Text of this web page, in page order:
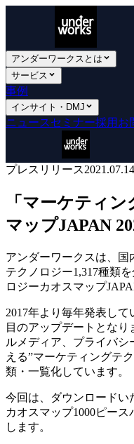
アンダーワークスとは
サービス
事例
インサイト・DMJ
ニュース セミナー採用 お
プレスリリース2021.07.14
「マーケティ
マップJAPAN
アンダーワークスは、
テクノロジー1,317種類
ロジーカオスマップ
2017年より毎年発表し
目のアップデートとな
ルメディア、プライバ
える”マーケティングテ
類・一覧化しています。
今回は、ダウンロードい
カオスマップ1000ピー
します。